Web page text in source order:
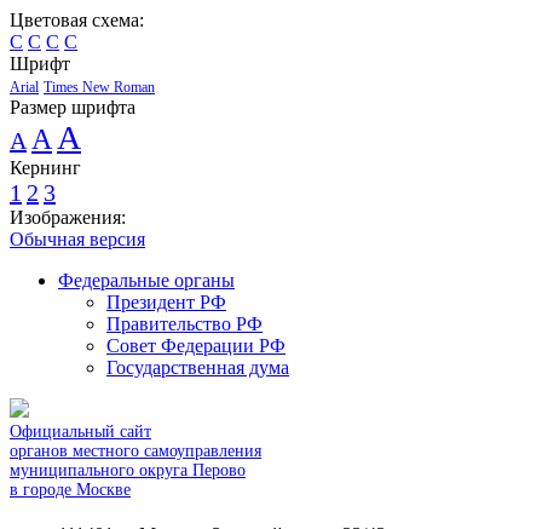
Цветовая схема:
C C C C
Шрифт
Arial Times New Roman
Размер шрифта
A A A
Кернинг
1 2 3
Изображения:
Обычная версия
Федеральные органы
Президент РФ
Правительство РФ
Совет Федерации РФ
Государственная дума
Официальный сайт
органов местного самоуправления
муниципального округа Перово
в городе Москве